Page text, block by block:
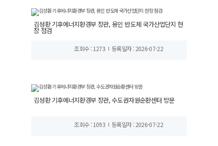
김성환 기후에너지환경부 장관, 용인 반도체 국가산업단지 현
장 점검
조회수 : 1273 등록일자 : 2026-07-22
김성환 기후에너지환경부 장관, 수도권자원순환센터 방문
조회수 : 1093 등록일자 : 2026-07-22